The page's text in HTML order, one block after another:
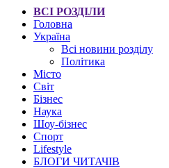
ВСІ РОЗДІЛИ
Головна
Україна
Всі новини розділу
Політика
Місто
Світ
Бізнес
Наука
Шоу-бізнес
Спорт
Lifestyle
БЛОГИ ЧИТАЧІВ